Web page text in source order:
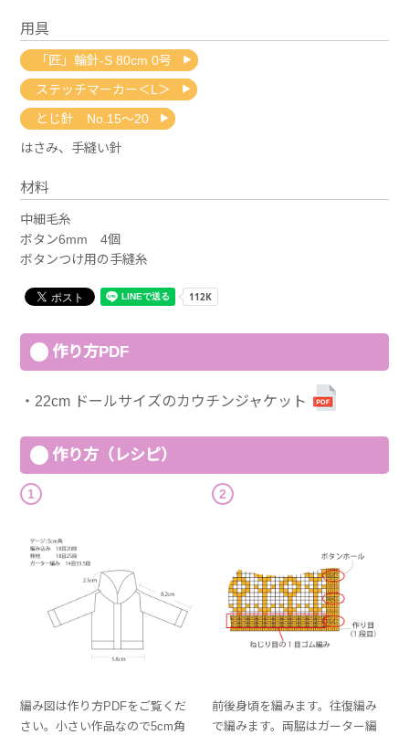
用具
「匠」輪針-S 80cm 0号
ステッチマーカー＜L＞
とじ針 No.15～20
はさみ、手縫い針
材料
中細毛糸
ボタン6mm 4個
ボタンつけ用の手縫糸
作り方PDF
22cm ドールサイズのカウチンジャケット
作り方（レシピ）
1
編み図は作り方PDFをご覧くだ
さい。小さい作品なので5cm角
2
前後身頃を編みます。往復編み
で編みます。両脇はガーター編